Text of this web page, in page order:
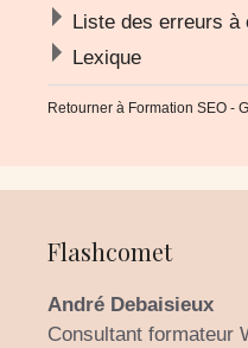
Liste des erreurs
Lexique
Retourner à Formation SEO -
Flashcomet
André Debaisieux
Consultant formateur